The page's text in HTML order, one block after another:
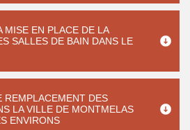
MISE EN PLACE DE LA
SALLES DE BAIN DANS LE
REMPLACEMENT DES
LA VILLE DE MONTMELAS
ENVIRONS